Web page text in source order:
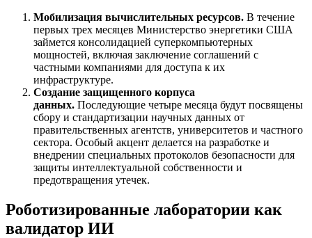
Мобилизация вычислительных ресурсов. В течение
первых трех месяцев Министерство энергетики США
займется консолидацией суперкомпьютерных
мощностей, включая заключение соглашений с
частными компаниями для доступа к их
инфраструктуре.
Создание защищенного корпуса
данных. Последующие четыре месяца будут посвящены
сбору и стандартизации научных данных от
правительственных агентств, университетов и частного
сектора. Особый акцент делается на разработке и
внедрении специальных протоколов безопасности для
защиты интеллектуальной собственности и
предотвращения утечек.
Роботизированные лаборатории как
валидатор ИИ